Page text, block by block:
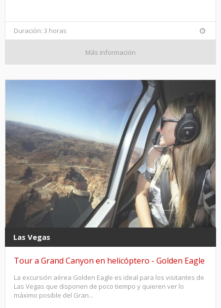
Duración: 3 horas
Más información
Las Vegas
Tour a Grand Canyon en helicóptero - Golden Eagle
La excursión aérea Golden Eagle es ideal para los visitantes de
Las Vegas que disponen de poco tiempo y quieren ver lo
máximo posible del Gran...